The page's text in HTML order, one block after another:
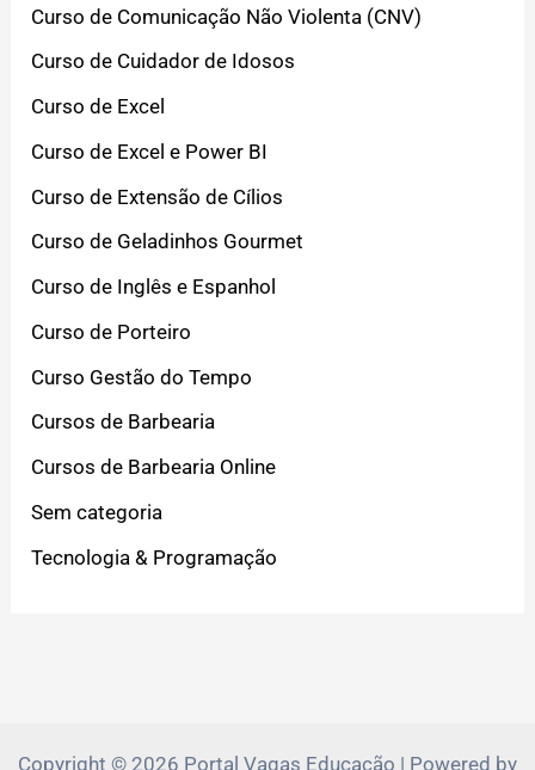
Curso de Comunicação Não Violenta (CNV)
Curso de Cuidador de Idosos
Curso de Excel
Curso de Excel e Power BI
Curso de Extensão de Cílios
Curso de Geladinhos Gourmet
Curso de Inglês e Espanhol
Curso de Porteiro
Curso Gestão do Tempo
Cursos de Barbearia
Cursos de Barbearia Online
Sem categoria
Tecnologia & Programação
Copyright © 2026 Portal Vagas Educação | Powered by